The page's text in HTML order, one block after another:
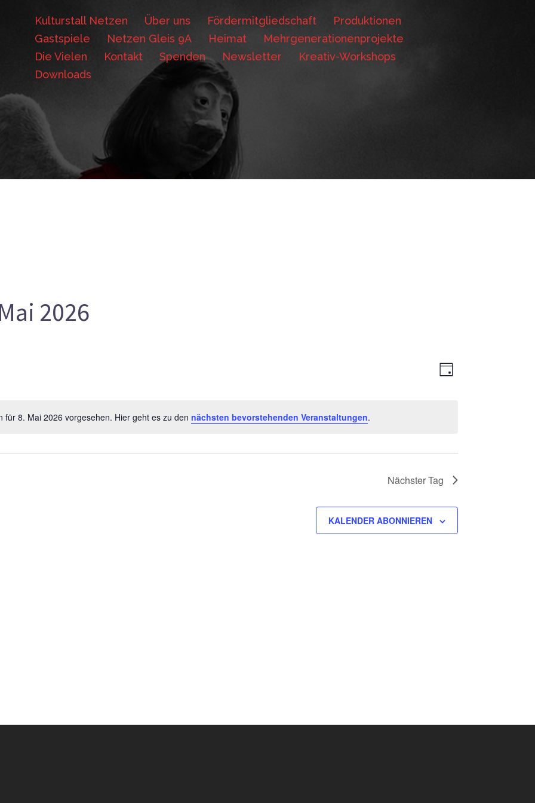
Kulturstall Netzen Über uns Fördermitgliedschaft
Produktionen
Gastspiele
Netzen Gleis 9A Heimat
Mehrgenerationenprojekte
Die Vielen
Kontakt Spenden Newsletter
Kreativ-Workshops
Downloads
für 8. Mai 2026 vorgesehen. Hier geht es zu den nächsten bevorstehenden Veranstaltungen.
Mai 2026
TAG
Nächster Tag
KALENDER ABONNIEREN